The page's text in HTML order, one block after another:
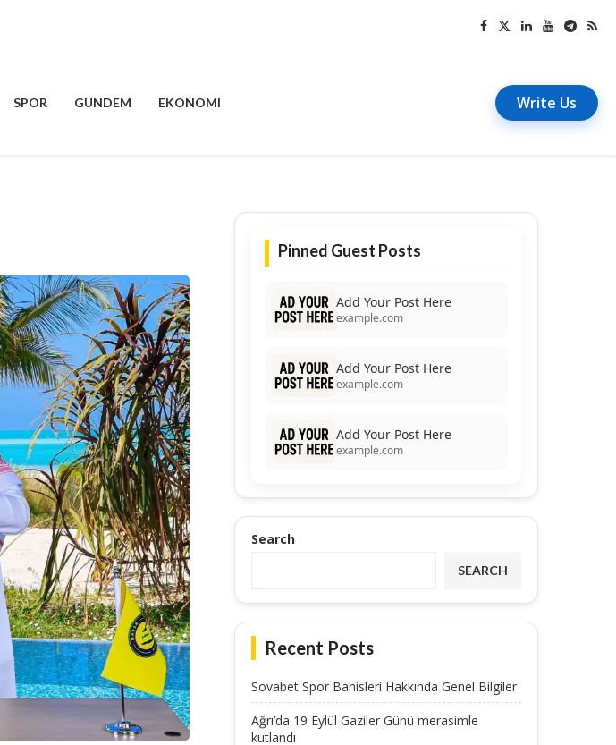
SPOR GÜNDEM EKONOMI Write Us
Pinned Guest Posts
Add Your Post Here
example.com
Add Your Post Here
example.com
Add Your Post Here
example.com
Search
SEARCH
Recent Posts
Sovabet Spor Bahisleri Hakkında Genel Bilgiler
Ağrı’da 19 Eylül Gaziler Günü merasimle
kutlandı